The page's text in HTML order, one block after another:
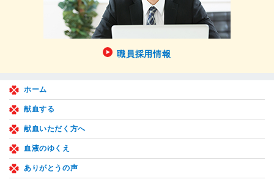
職員採用情報
ホーム
献血する
献血いただく方へ
血液のゆくえ
ありがとうの声